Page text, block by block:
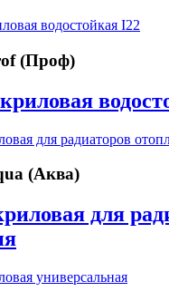
(Проф)
(Аква)
для